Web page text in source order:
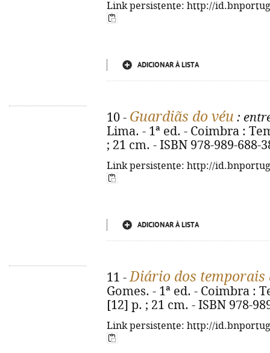
Link persistente: http://
ADICIONAR À LISTA
10 - Guardiãs do véu :
Lima. - 1ª ed. - Coimbra :
; 21 cm. - ISBN 978-989-688-
Link persistente: http://
ADICIONAR À LISTA
11 -Diário dos temporais
Gomes. - 1ª ed. - Coimbra :
[12] p. ; 21 cm. - ISBN 978-
Link persistente: http://